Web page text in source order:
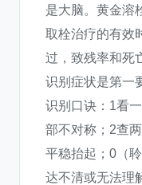
是大脑。黄金溶
取栓治疗的有效
过，致残率和死
识别症状是第一
识别口诀：1看
部不对称；2查
平稳抬起；0（
达不清或无法理